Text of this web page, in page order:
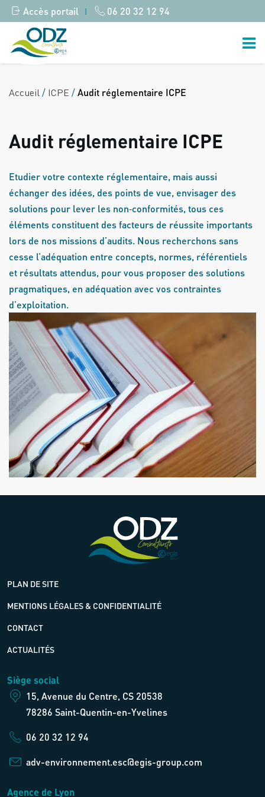
Accès portail | 06 20 32 12 94
Accueil / ICPE /Audit réglementaire ICPE
Audit réglementaire ICPE
Etudier votre contexte réglementaire, mais aussi
échanger des idées, des points de vue, envisager des
solutions pour lever les non‐conformités, tous ces
éléments constituent des facteurs de réussite importants
lors de nos missions d’audits. Nous recherchons sans
cesse l’adéquation entre concepts, normes, référentiels
et résultats attendus, pour vous proposer des solutions
pragmatiques, en adéquation avec vos contraintes
d’exploitation.
PLAN DE SITE
MENTIONS LÉGALES & CONFIDENTIALITÉ
CONTACT
ACTUALITÉS
Siège social
15, Avenue du Centre, CS 20538
78286 Saint-Quentin-en-Yvelines
06 20 32 12 94
adv-environnement.esc@egis-group.com
Agence de Lyon